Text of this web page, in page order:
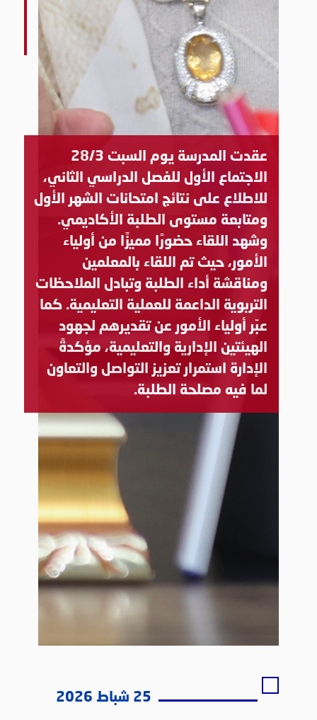
عقدت المدرسة يوم السبت 28/3
الاجتماع الأول للفصل الدراسي الثاني،
للاطلاع على نتائج امتحانات الشهر الأول
ومتابعة مستوى الطلبة الأكاديمي.
وشهد اللقاء حضورًا مميزًا من أولياء
الأمور، حيث تم اللقاء بالمعلمين
ومناقشة أداء الطلبة وتبادل الملاحظات
التربوية الداعمة للعملية التعليمية. كما
عبّر أولياء الأمور عن تقديرهم لجهود
الهيئتين الإدارية والتعليمية، مؤكدةً
الإدارة استمرار تعزيز التواصل والتعاون
لما فيه مصلحة الطلبة.
25 شباط 2026